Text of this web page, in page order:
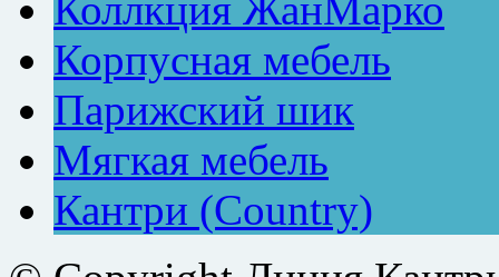
Корпусная мебель
Парижский шик
Мягкая мебель
Кантри (Country)